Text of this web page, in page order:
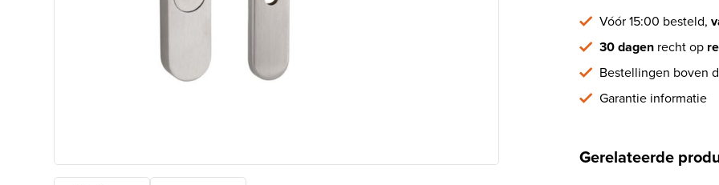
Vóór 15:00 besteld,
30 dagen recht op
Bestellingen boven
Garantie informatie
Gerelateerde